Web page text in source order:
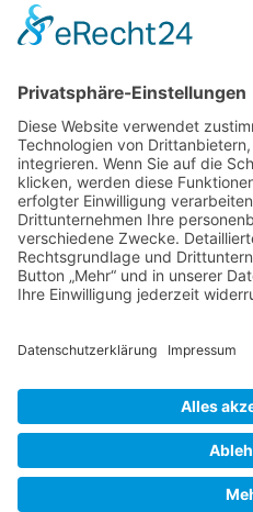
Verbandsverwaltung
Am Rosenbraken 12
E-Mail
Diese E-Mail-Adresse ist vor
muss JavaScript eingeschaltet sein!
Diese E-Mail-Adresse ist vor
muss JavaScript eingeschaltet sein!
Telefon Service-Team
Tel: 0261-1349 5200
Tel: 0172-546 19 20
Datenschutzerklärung
Der Gesundheitsverband für